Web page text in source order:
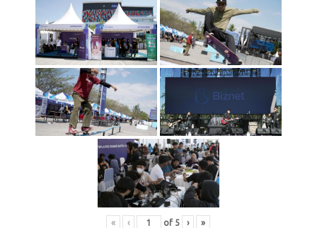
« ‹ of 5 › »